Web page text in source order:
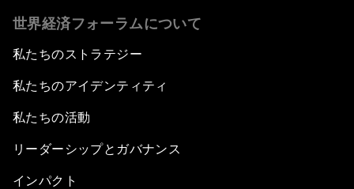
世界経済フォーラムについて
私たちのストラテジー
私たちのアイデンティティ
私たちの活動
リーダーシップとガバナンス
インパクト